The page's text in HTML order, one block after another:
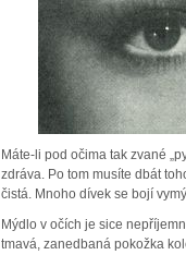
Máte-li pod očima tak zvané
zdráva. Po tom musíte dbát
čistá. Mnoho dívek se bojí
Mýdlo v očích je sice
tmavá, zanedbaná pokožka